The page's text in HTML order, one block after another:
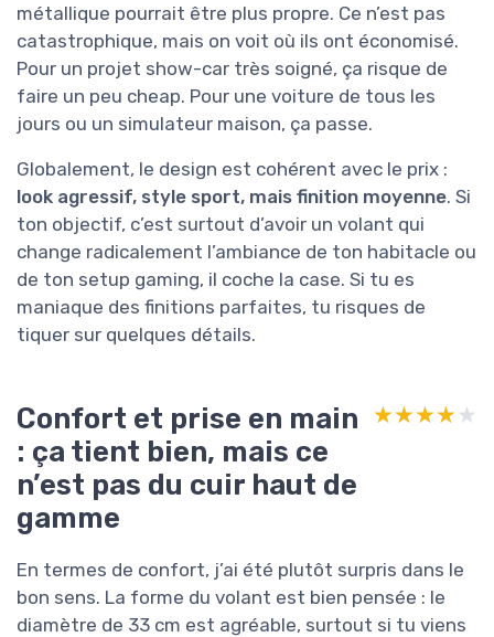
métallique pourrait être plus propre. Ce n’est pas
catastrophique, mais on voit où ils ont économisé.
Pour un projet show-car très soigné, ça risque de
faire un peu cheap. Pour une voiture de tous les
jours ou un simulateur maison, ça passe.
Globalement, le design est cohérent avec le prix :
look agressif, style sport, mais finition moyenne. Si
ton objectif, c’est surtout d’avoir un volant qui
change radicalement l’ambiance de ton habitacle ou
de ton setup gaming, il coche la case. Si tu es
maniaque des finitions parfaites, tu risques de
tiquer sur quelques détails.
Confort et prise en main
: ça tient bien, mais ce
n’est pas du cuir haut de
gamme
★★★★★
★★★★★
En termes de confort, j’ai été plutôt surpris dans le
bon sens. La forme du volant est bien pensée : le
diamètre de 33 cm est agréable, surtout si tu viens